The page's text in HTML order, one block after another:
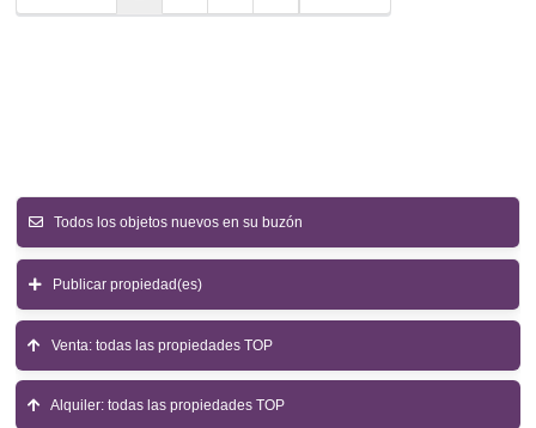
Todos los objetos nuevos en su buzón
Publicar propiedad(es)
Venta: todas las propiedades TOP
Alquiler: todas las propiedades TOP